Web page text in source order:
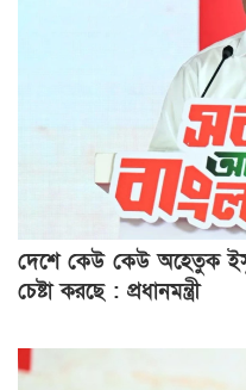
দেশে কেউ কেউ অহেতুক
চেষ্টা করছে : প্রধানমন্ত্রী